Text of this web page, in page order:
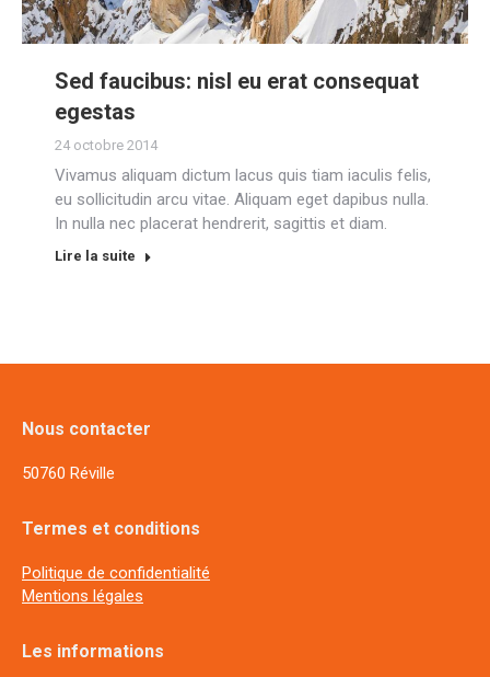
Sed faucibus: nisl eu erat consequat
egestas
24 octobre 2014
Vivamus aliquam dictum lacus quis tiam iaculis felis,
eu sollicitudin arcu vitae. Aliquam eget dapibus nulla.
In nulla nec placerat hendrerit, sagittis et diam.
Lire la suite
Nous contacter
50760 Réville
Termes et conditions
Politique de confidentialité
Mentions légales
Les informations